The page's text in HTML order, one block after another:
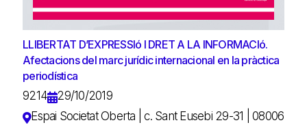
LLIBERTAT D’EXPRESSIó I DRET A LA INFORMACIó.
Afectacions del marc jurídic internacional en la pràctica
periodística
9214
29/10/2019
Espai Societat Oberta | c. Sant Eusebi 29-31 | 08006